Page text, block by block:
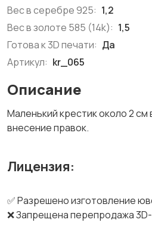
Вес в серебре 925: 1,2
Вес в золоте 585 (14k): 1,5
Готова к 3D печати: Да
Артикул: kr_065
Описание
Маленький крестик около 2
внесение правок.
Лицензия:
✅ Разрешено изготовление
❌ Запрещена перепродажа